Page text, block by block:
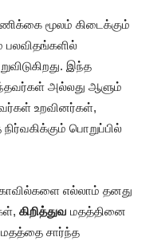
மூலம் கிடைக்கும்
பலவிதங்களில்
இந்த
அல்லது ஆளும்
உறவினர்கள்,
பொறுப்பில்
எல்லாம் தனது
கிறித்துவ மதத்தினை
மதத்தை சார்ந்த